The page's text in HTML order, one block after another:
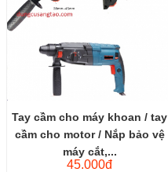
Tay cầm cho máy khoan / tay
cầm cho motor / Nắp bảo vệ
máy cắt,...
45.000đ